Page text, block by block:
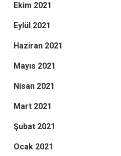
Ekim 2021
Eylül 2021
Haziran 2021
Mayıs 2021
Nisan 2021
Mart 2021
Şubat 2021
Ocak 2021